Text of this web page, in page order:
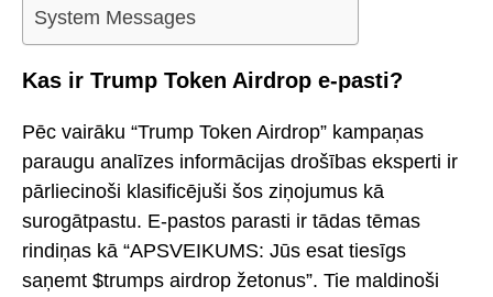
System Messages
Kas ir Trump Token Airdrop e-pasti?
Pēc vairāku “Trump Token Airdrop” kampaņas
paraugu analīzes informācijas drošības eksperti ir
pārliecinoši klasificējuši šos ziņojumus kā
surogātpastu. E-pastos parasti ir tādas tēmas
rindiņas kā “APSVEIKUMS: Jūs esat tiesīgs
saņemt $trumps airdrop žetonus”. Tie maldinoši